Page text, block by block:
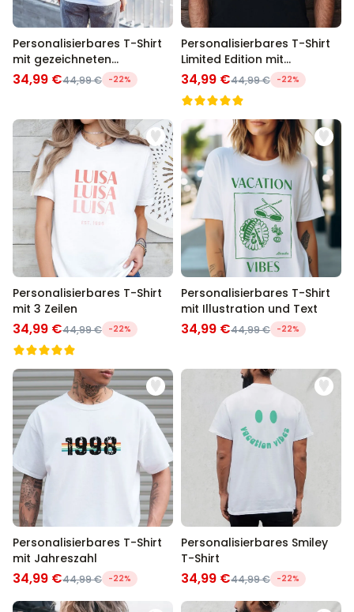
Personalisierbares T-Shirt
mit gezeichneten
Getränken und Text
34,99 €44,99 € -22%
Personalisierbares T-Shirt
Limited Edition mit
Jahreszahl
34,99 €44,99 € -22%
Personalisierbares T-Shirt
mit 3 Zeilen
34,99 €44,99 € -22%
Personalisierbares T-Shirt
mit Illustration und Text
34,99 €44,99 € -22%
Personalisierbares T-Shirt
mit Jahreszahl
34,99 €44,99 € -22%
Personalisierbares Smiley
T-Shirt
34,99 €44,99 € -22%